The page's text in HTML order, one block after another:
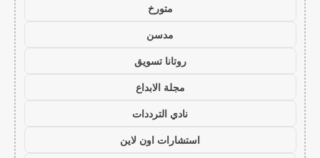
متورخ
مدسن
روتانا تسويق
مجلة الابداع
نادي الترددات
استشارات اون لاين